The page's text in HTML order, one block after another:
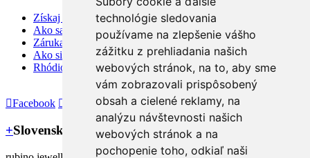
technológie sledovania
používame na zlepšenie vášho
zážitku z prehliadania našich
webových stránok, na to, aby sme
vám zobrazovali prispôsobený
obsah a cielené reklamy, na
analýzu návštevnosti našich
webových stránok a na
pochopenie toho, odkiaľ naši
Získaj 3% zľavu na nákup
Ako sa starať o šperky
Záruka a reklamačné podmienky
Ako si zmerať veľkosť prsteňa
Rhódiovaný šperk
Facebook Instagram
+Slovenský výrobca